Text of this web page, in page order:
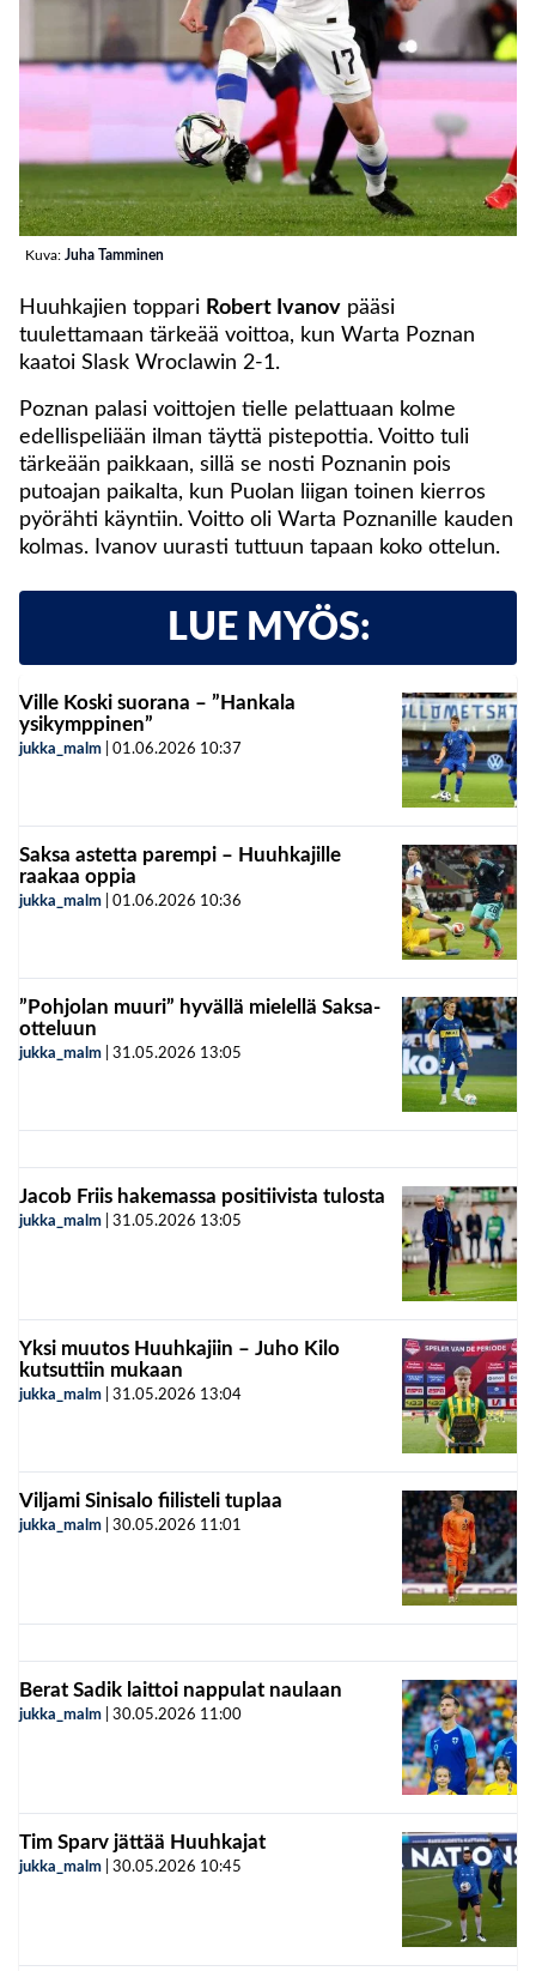
Kuva: Juha Tamminen
Huuhkajien toppari Robert Ivanov pääsi
tuulettamaan tärkeää voittoa, kun Warta Poznan
kaatoi Slask Wroclawin 2-1.
Poznan palasi voittojen tielle pelattuaan kolme
edellispeliään ilman täyttä pistepottia. Voitto tuli
tärkeään paikkaan, sillä se nosti Poznanin pois
putoajan paikalta, kun Puolan liigan toinen kierros
pyörähti käyntiin. Voitto oli Warta Poznanille kauden
kolmas. Ivanov uurasti tuttuun tapaan koko ottelun.
LUE MYÖS:
Ville Koski suorana – ”Hankala
ysikymppinen”
jukka_malm 01.06.2026 10:37
Saksa astetta parempi – Huuhkajille
raakaa oppia
jukka_malm 01.06.2026 10:36
”Pohjolan muuri” hyvällä mielellä Saksa-
otteluun
jukka_malm 31.05.2026 13:05
Jacob Friis hakemassa positiivista tulosta
jukka_malm 31.05.2026 13:05
Yksi muutos Huuhkajiin – Juho Kilo
kutsuttiin mukaan
jukka_malm 31.05.2026 13:04
Viljami Sinisalo fiilisteli tuplaa
jukka_malm 30.05.2026 11:01
Berat Sadik laittoi nappulat naulaan
jukka_malm 30.05.2026 11:00
Tim Sparv jättää Huuhkajat
jukka_malm 30.05.2026 10:45